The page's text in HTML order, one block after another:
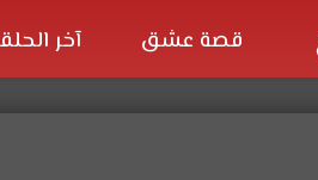
قصة عشق آخر